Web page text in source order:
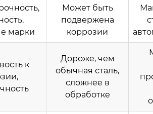
марки
Может быть
подвержена
коррозии
к
Дороже, чем
обычная сталь,
сложнее в
обработке